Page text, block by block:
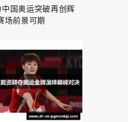
国奥运突破再创辉
场前景可期